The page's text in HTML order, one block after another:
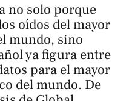
no solo porque
oídos del mayor
mundo, sino
ya figura entre
para el mayor
del mundo. De